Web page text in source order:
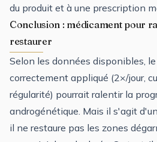
du produit et à une prescription
Conclusion : médicament pour
restaurer
Selon les données disponibles,
correctement appliqué (2×/jour,
régularité) pourrait ralentir la
androgénétique. Mais il s'agit
il ne restaure pas les zones